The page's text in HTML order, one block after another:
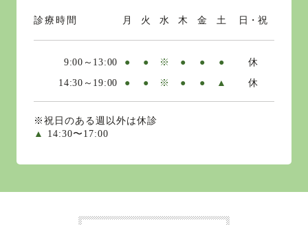
診療時間 月 火 水 木 金 土 日・祝
9:00～13:00 ● ● ※ ● ● ●
休
14:30～19:00
● ● ※ ● ● ▲ 休
※祝日のある週以外は休診
▲
14:30〜17:00